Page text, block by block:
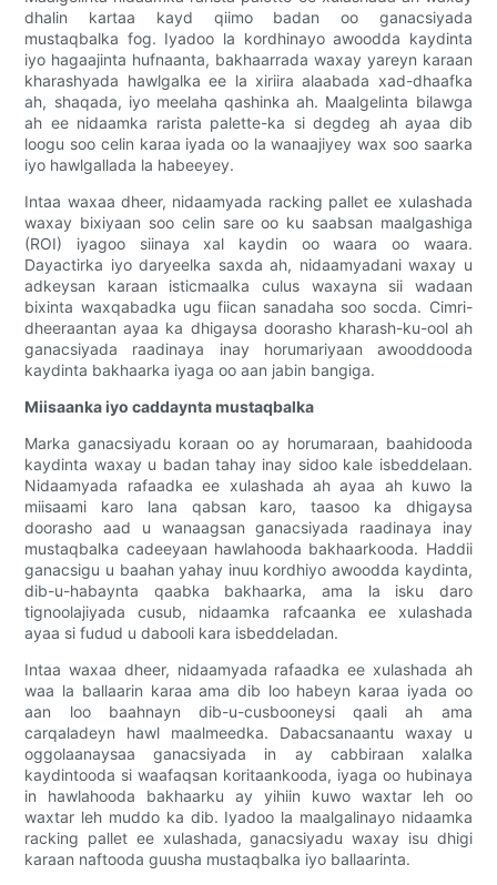
dhalin kartaa kayd qiimo badan oo ganacsiyada
mustaqbalka fog. Iyadoo la kordhinayo awoodda kaydinta
iyo hagaajinta hufnaanta, bakhaarrada waxay yareyn karaan
kharashyada hawlgalka ee la xiriira alaabada xad-dhaafka
ah, shaqada, iyo meelaha qashinka ah. Maalgelinta bilawga
ah ee nidaamka rarista palette-ka si degdeg ah ayaa dib
loogu soo celin karaa iyada oo la wanaajiyey wax soo saarka
iyo hawlgallada la habeeyey.
Intaa waxaa dheer, nidaamyada racking pallet ee xulashada
waxay bixiyaan soo celin sare oo ku saabsan maalgashiga
(ROI) iyagoo siinaya xal kaydin oo waara oo waara.
Dayactirka iyo daryeelka saxda ah, nidaamyadani waxay u
adkeysan karaan isticmaalka culus waxayna sii wadaan
bixinta waxqabadka ugu fiican sanadaha soo socda. Cimri-
dheeraantan ayaa ka dhigaysa doorasho kharash-ku-ool ah
ganacsiyada raadinaya inay horumariyaan awooddooda
kaydinta bakhaarka iyaga oo aan jabin bangiga.
Miisaanka iyo caddaynta mustaqbalka
Marka ganacsiyadu koraan oo ay horumaraan, baahidooda
kaydinta waxay u badan tahay inay sidoo kale isbeddelaan.
Nidaamyada rafaadka ee xulashada ah ayaa ah kuwo la
miisaami karo lana qabsan karo, taasoo ka dhigaysa
doorasho aad u wanaagsan ganacsiyada raadinaya inay
mustaqbalka cadeeyaan hawlahooda bakhaarkooda. Haddii
ganacsigu u baahan yahay inuu kordhiyo awoodda kaydinta,
dib-u-habaynta qaabka bakhaarka, ama la isku daro
tignoolajiyada cusub, nidaamka rafcaanka ee xulashada
ayaa si fudud u dabooli kara isbeddeladan.
Intaa waxaa dheer, nidaamyada rafaadka ee xulashada ah
waa la ballaarin karaa ama dib loo habeyn karaa iyada oo
aan loo baahnayn dib-u-cusbooneysi qaali ah ama
carqaladeyn hawl maalmeedka. Dabacsanaantu waxay u
oggolaanaysaa ganacsiyada in ay cabbiraan xalalka
kaydintooda si waafaqsan koritaankooda, iyaga oo hubinaya
in hawlahooda bakhaarku ay yihiin kuwo waxtar leh oo
waxtar leh muddo ka dib. Iyadoo la maalgalinayo nidaamka
racking pallet ee xulashada, ganacsiyadu waxay isu dhigi
karaan naftooda guusha mustaqbalka iyo ballaarinta.